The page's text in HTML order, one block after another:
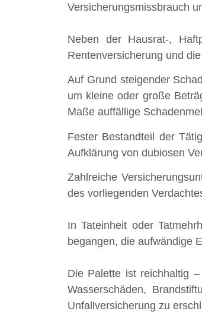
Versicherungsmissbrauch
Neben der Hausrat-,
Rentenversicherung und
Auf Grund steigender
um kleine oder große
Maße auffällige
Fester Bestandteil der
Aufklärung von dubiosen
Zahlreiche
des vorliegenden
In Tateinheit oder
begangen, die aufwändige
Die Palette ist reichhaltig
Wasserschäden,
Unfallversicherung zu